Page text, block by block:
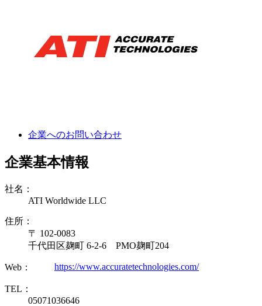
企業へのお問い合わせ
企業基本情報
社名：
ATI Worldwide LLC
住所：
〒 102-0083
千代田区麹町 6-2-6 PMO麹町204
Web： https://www.accuratetechnologies.com/
TEL：
05071036646